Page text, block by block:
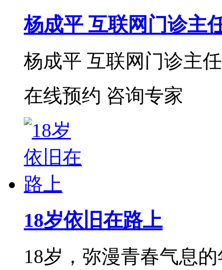
杨成平 互联网门诊主
杨成平 互联网门诊主
在线预约 咨询专家
18岁依旧在路上
18岁，弥漫青春气息